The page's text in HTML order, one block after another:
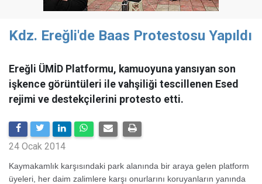
Kdz. Ereğli'de Baas Protestosu Yapıldı
Ereğli ÜMİD Platformu, kamuoyuna yansıyan son
işkence görüntüleri ile vahşiliği tescillenen Esed
rejimi ve destekçilerini protesto etti.
24 Ocak 2014
Kaymakamlık karşısındaki park alanında bir araya gelen platform
üyeleri, her daim zalimlere karşı onurlarını koruyanların yanında